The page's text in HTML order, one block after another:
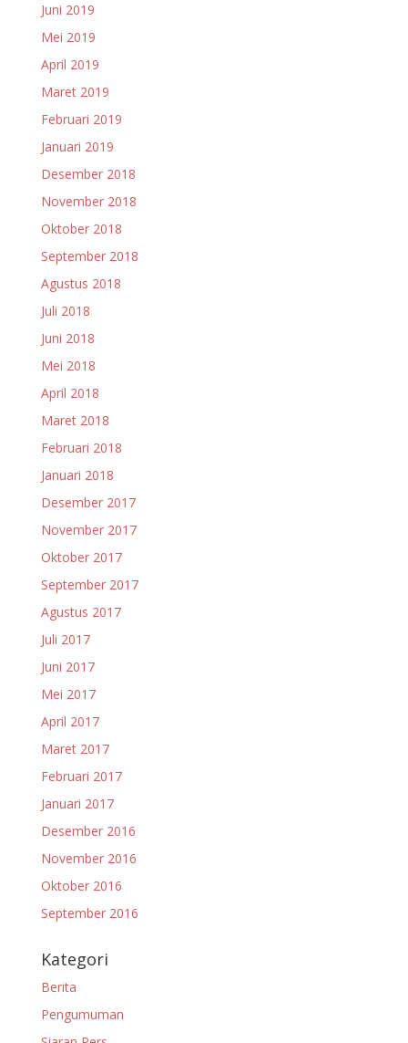
Juni 2019
Mei 2019
April 2019
Maret 2019
Februari 2019
Januari 2019
Desember 2018
November 2018
Oktober 2018
September 2018
Agustus 2018
Juli 2018
Juni 2018
Mei 2018
April 2018
Maret 2018
Februari 2018
Januari 2018
Desember 2017
November 2017
Oktober 2017
September 2017
Agustus 2017
Juli 2017
Juni 2017
Mei 2017
April 2017
Maret 2017
Februari 2017
Januari 2017
Desember 2016
November 2016
Oktober 2016
September 2016
Kategori
Berita
Pengumuman